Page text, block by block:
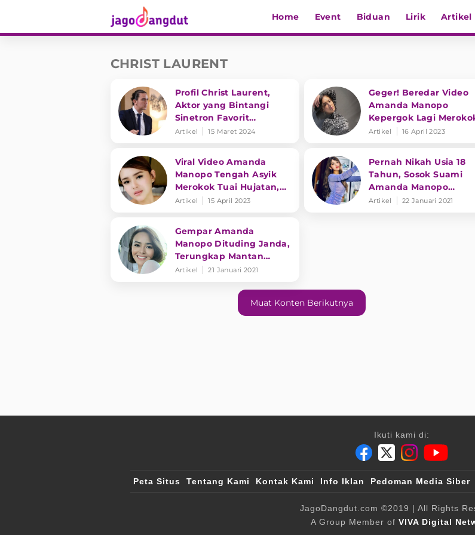
Home Event Biduan Lirik Artikel
CHRIST LAURENT
Profil Christ Laurent,
Aktor yang Bintangi
Sinetron Favorit
Terpaksa Menikahi Tuan
Artikel 15 Maret 2024
Geger! Beredar Video
Amanda Manopo
Kepergok Lagi
Auto Banjir Hujatan
Artikel 16 April 2023
Viral Video Amanda
Manopo Tengah Asyik
Merokok Tuai Hujatan,
Warganet: Cewe Gak
Artikel 15 April 2023
Pernah Nikah Usia 18
Tahun, Sosok Suami
Amanda Manopo
Terbongkar
Artikel 22 Januari 2021
Gempar Amanda
Manopo Dituding Janda,
Terungkap Mantan
Suami
Artikel 21 Januari 2021
Muat Konten Berikutnya
Ikuti kami di:
Peta Situs Tentang Kami Kontak Kami Info Iklan Pedoman Media Siber
JagoDangdut.com ©2019 | All Rights
A Group Member of VIVA Digital